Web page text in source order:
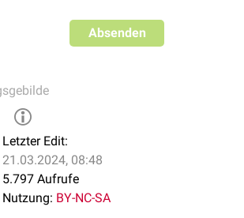
Absenden
Letzter Edit:
21.03.2024, 08:48
5.797 Aufrufe
Nutzung: BY-NC-SA